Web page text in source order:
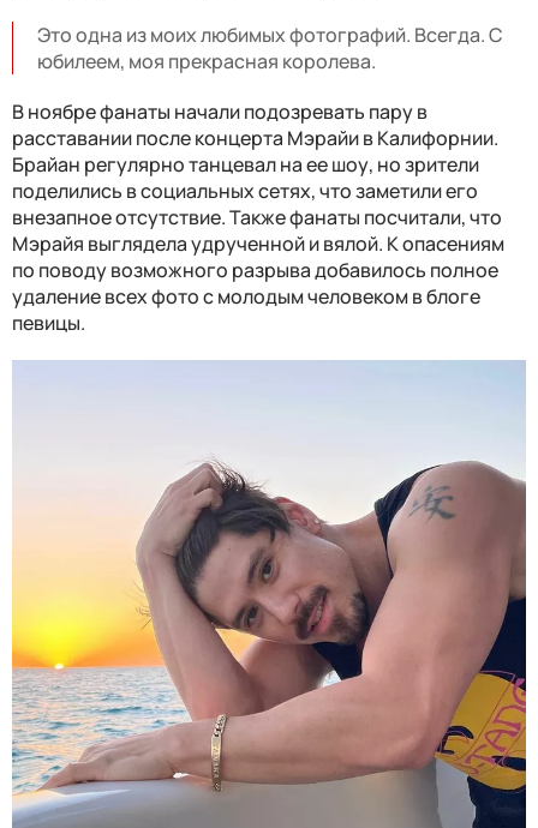
Это одна из моих любимых фотографий. Всегда. С
юбилеем, моя прекрасная королева.
В ноябре фанаты начали подозревать пару в
расставании после концерта Мэрайи в Калифорнии.
Брайан регулярно танцевал на ее шоу, но зрители
поделились в социальных сетях, что заметили его
внезапное отсутствие. Также фанаты посчитали, что
Мэрайя выглядела удрученной и вялой. К опасениям
по поводу возможного разрыва добавилось полное
удаление всех фото с молодым человеком в блоге
певицы.